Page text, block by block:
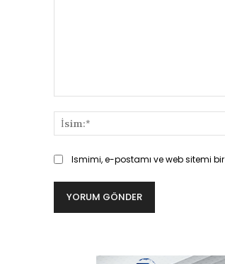
Ismimi, e-postamı ve web sitemi